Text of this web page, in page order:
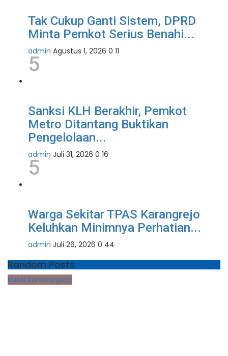
Tak Cukup Ganti Sistem, DPRD
Minta Pemkot Serius Benahi...
admin Agustus 1, 2026 0 11
5
Sanksi KLH Berakhir, Pemkot
Metro Ditantang Buktikan
Pengelolaan...
admin Juli 31, 2026 0 16
5
Warga Sekitar TPAS Karangrejo
Keluhkan Minimnya Perhatian...
admin Juli 26, 2026 0 44
Random Posts
Kutai Kartanegara